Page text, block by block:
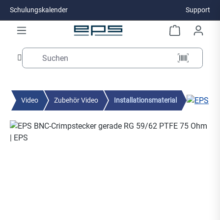
Zum Hauptinhalt springen
Schulungskalender Support
Video Zubehör Video Installationsmaterial
Bildergalerie überspringen